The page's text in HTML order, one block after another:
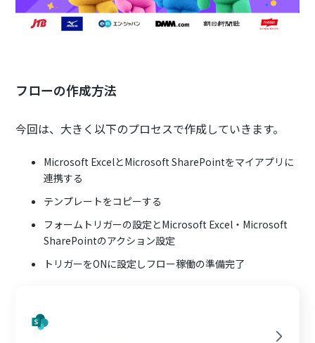
フローの作成方法
今回は、大きく以下のプロセスで作成していきます。
Microsoft ExcelとMicrosoft SharePointをマイアプリに
連携する
テンプレートをコピーする
フォームトリガーの設定とMicrosoft Excel・Microsoft
SharePointのアクション設定
トリガーをONに設定しフロー稼働の準備完了